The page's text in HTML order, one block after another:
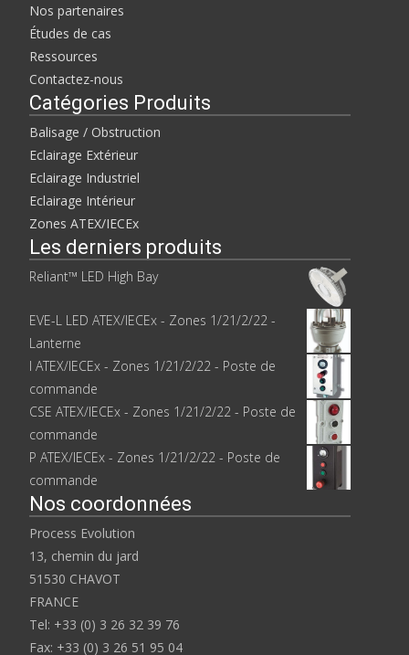
Nos partenaires
Études de cas
Ressources
Contactez-nous
Catégories Produits
Balisage / Obstruction
Eclairage Extérieur
Eclairage Industriel
Eclairage Intérieur
Zones ATEX/IECEx
Les derniers produits
Reliant™ LED High Bay
EVE-L LED ATEX/IECEx - Zones 1/21/2/22 -
Lanterne
I ATEX/IECEx - Zones 1/21/2/22 - Poste de
commande
CSE ATEX/IECEx - Zones 1/21/2/22 - Poste de
commande
P ATEX/IECEx - Zones 1/21/2/22 - Poste de
commande
Nos coordonnées
Process Evolution
13, chemin du jard
51530 CHAVOT
FRANCE
Tel: +33 (0) 3 26 32 39 76
Fax: +33 (0) 3 26 51 95 04